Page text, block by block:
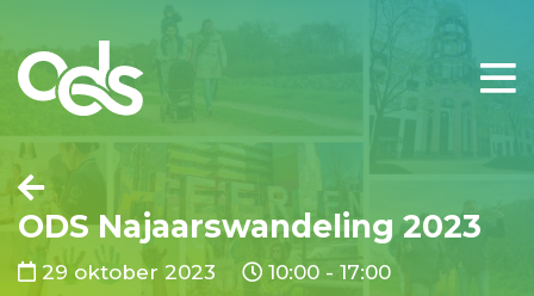
ODS Najaarswandeling 2023
29 oktober 2023 10:00 - 17:00